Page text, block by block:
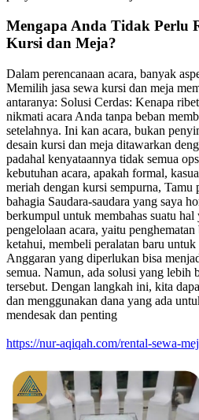
Mengapa Anda Tidak Perlu
Kursi dan Meja?
Dalam perencanaan acara, banyak
Memilih jasa sewa kursi dan meja
antaranya: Solusi Cerdas: Kenapa
nikmati acara Anda tanpa beban
setelahnya. Ini kan acara, bukan
desain kursi dan meja ditawarkan
padahal kenyataannya tidak semua
kebutuhan acara, apakah formal,
meriah dengan kursi sempurna, Tamu
bahagia Saudara-saudara yang saya
berkumpul untuk membahas suatu
pengelolaan acara, yaitu
ketahui, membeli peralatan baru
Anggaran yang diperlukan bisa
semua. Namun, ada solusi yang lebih
tersebut. Dengan langkah ini, kita
dan menggunakan dana yang ada
mendesak dan penting
https://nur-aqiqah.com/rental-sewa-